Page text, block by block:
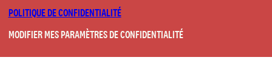
POLITIQUE DE CONFIDENTIALITÉ
MODIFIER MES PARAMÈTRES DE CONFIDENTIALITÉ